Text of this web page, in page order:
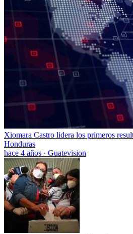
Xiomara Castro lidera los primeros
Honduras
hace 4 años · Guatevision